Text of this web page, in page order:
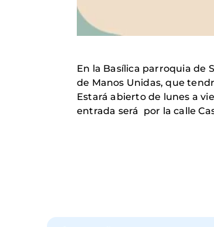
En la Basílica parroquia de
de Manos Unidas, que
Estará abierto de lunes a
entrada será por la calle